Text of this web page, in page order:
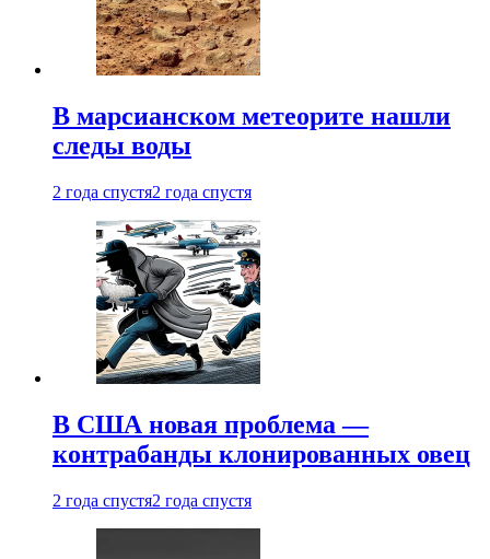
В марсианском метеорите нашли
следы воды
2 года спустя2 года спустя
В США новая проблема —
контрабанды клонированных овец
2 года спустя2 года спустя